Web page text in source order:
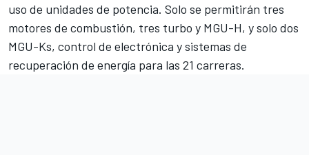
uso de unidades de potencia. Solo se permitirán tres
motores de combustión, tres turbo y MGU-H, y solo dos
MGU-Ks, control de electrónica y sistemas de
recuperación de energía para las 21 carreras.